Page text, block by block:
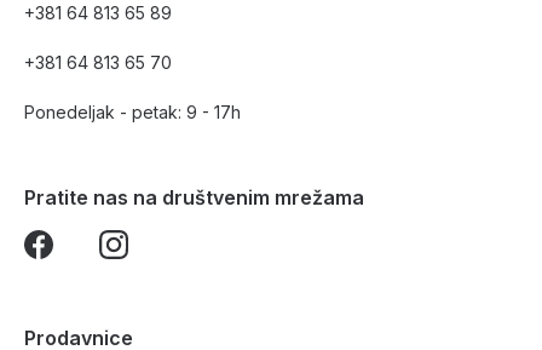
+381 64 813 65 89
+381 64 813 65 70
Ponedeljak - petak: 9 - 17h
Pratite nas na društvenim mrežama
Prodavnice